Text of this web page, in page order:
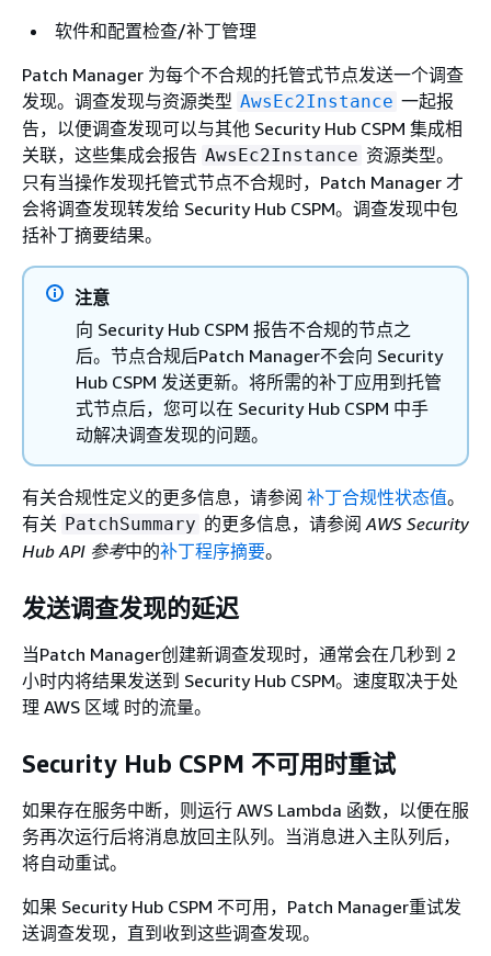
软件和配置检查/补丁管理
Patch Manager 为每个不合规的托管式节点发送一个调查
发现。调查发现与资源类型 AwsEc2Instance 一起报
告，以便调查发现可以与其他 Security Hub CSPM 集成相
关联，这些集成会报告 AwsEc2Instance 资源类型。
只有当操作发现托管式节点不合规时，Patch Manager 才
会将调查发现转发给 Security Hub CSPM。调查发现中包
括补丁摘要结果。
注意
向 Security Hub CSPM 报告不合规的节点之
后。节点合规后Patch Manager不会向 Security
Hub CSPM 发送更新。将所需的补丁应用到托管
式节点后，您可以在 Security Hub CSPM 中手
动解决调查发现的问题。
有关合规性定义的更多信息，请参阅 补丁合规性状态值。
有关 PatchSummary 的更多信息，请参阅 AWS Security
Hub API 参考中的补丁程序摘要。
发送调查发现的延迟
当Patch Manager创建新调查发现时，通常会在几秒到 2
小时内将结果发送到 Security Hub CSPM。速度取决于处
理 AWS 区域 时的流量。
Security Hub CSPM 不可用时重试
如果存在服务中断，则运行 AWS Lambda 函数，以便在服
务再次运行后将消息放回主队列。当消息进入主队列后，
将自动重试。
如果 Security Hub CSPM 不可用，Patch Manager重试发
送调查发现，直到收到这些调查发现。